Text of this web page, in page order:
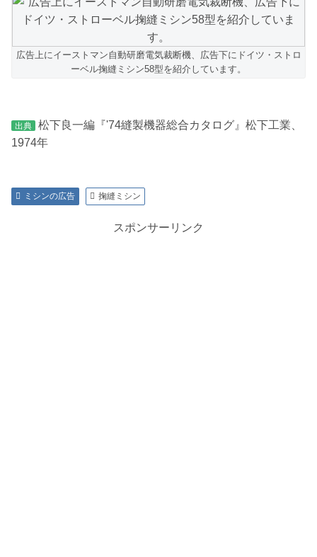
広告上にイーストマン自動研磨電気裁断機、広告下にドイツ・ストロ
ーベル掬縫ミシン58型を紹介しています。
出典
松下良一編『'74縫製機器総合カタログ』松下工業、
1974年
ミシンの広告 掬縫ミシン
スポンサーリンク